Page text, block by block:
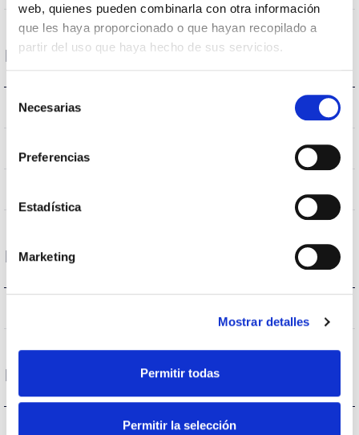
web, quienes pueden combinarla con otra información
que les haya proporcionado o que hayan recopilado a
partir del uso que haya hecho de sus servicios.
Selección
Necesarias
Preferencias
Estadística
Marketing
Mostrar detalles
Permitir todas
Permitir la selección
Données optiques
Température de coleur 4.000K
CRI Indice de rendu des couleurs >70
Logement et finition
Performance
3.516lm